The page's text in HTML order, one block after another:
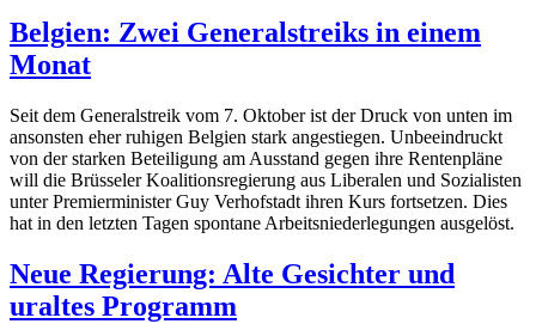
Belgien: Zwei Generalstreiks in einem
Monat
Seit dem Generalstreik vom 7. Oktober ist der Druck von unten im
ansonsten eher ruhigen Belgien stark angestiegen. Unbeeindruckt
von der starken Beteiligung am Ausstand gegen ihre Rentenpläne
will die Brüsseler Koalitionsregierung aus Liberalen und Sozialisten
unter Premierminister Guy Verhofstadt ihren Kurs fortsetzen. Dies
hat in den letzten Tagen spontane Arbeitsniederlegungen ausgelöst.
Neue Regierung: Alte Gesichter und
uraltes Programm